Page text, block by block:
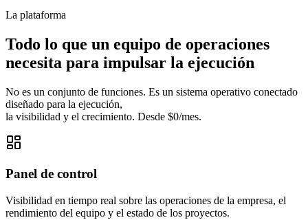
La plataforma
Todo lo que un equipo de operaciones
necesita para impulsar la ejecución
No es un conjunto de funciones. Es un sistema operativo conectado
diseñado para la ejecución,
la visibilidad y el crecimiento. Desde $0/mes.
Panel de control
Visibilidad en tiempo real sobre las operaciones de la empresa, el
rendimiento del equipo y el estado de los proyectos.